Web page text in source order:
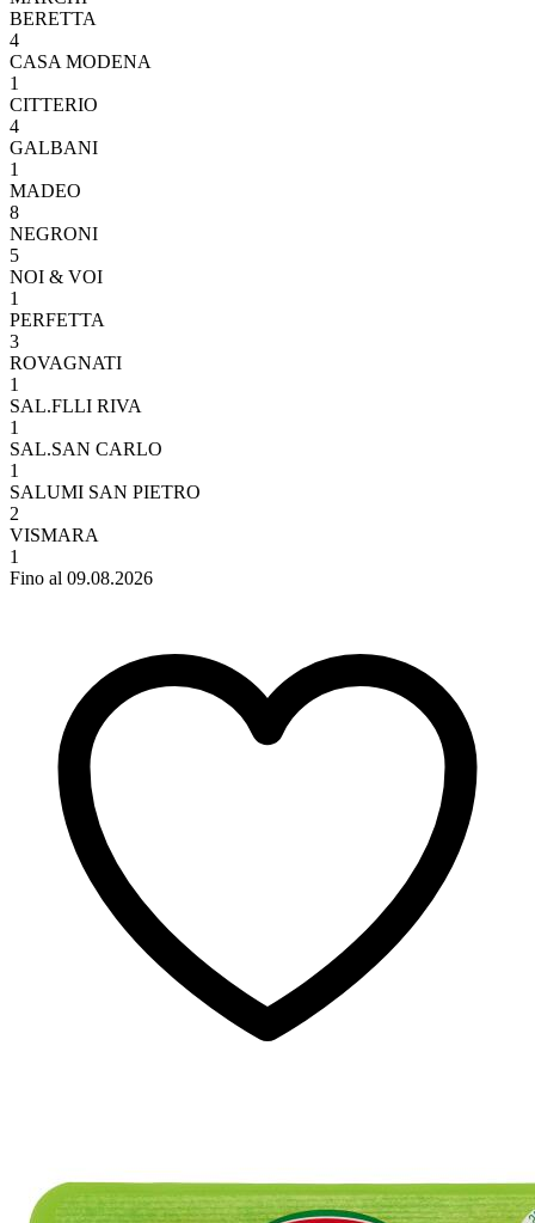
BERETTA
4
CASA MODENA
1
CITTERIO
4
GALBANI
1
MADEO
8
NEGRONI
5
NOI & VOI
1
PERFETTA
3
ROVAGNATI
1
SAL.FLLI RIVA
1
SAL.SAN CARLO
1
SALUMI SAN PIETRO
2
VISMARA
1
Fino al 09.08.2026